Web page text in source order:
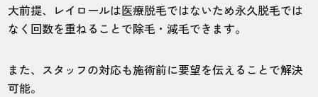
施術
5
接客
5
雰囲気
5
料金
5
予約
店舗 施術部位
大前提、レイロールは医療脱毛ではないため永久脱毛では
なく回数を重ねることで除毛・減毛できます。
また、スタッフの対応も施術前に要望を伝えることで解決
可能。